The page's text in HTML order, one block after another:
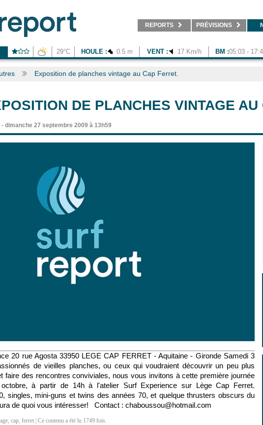
REPORTS PRÉVISIONS
29°C HOULE : 0.5 m VENT : 17 Km/h BM :05:03 -
Exposition de planches vintage au Cap Ferret.
DE PLANCHES VINTAGE AU
- dimanche 27 septembre 2009 à 13h59
20 rue Agosta 33950 LEGE CAP FERRET - Aquitaine - Gironde Samedi 3
de vieilles planches, ou ceux qui voudraient découvrir un peu plus
faire des rencontres conviviales, nous vous invitons à cette première journée
à partir de 14h à l'atelier Surf Experience sur Lège Cap Ferret.
singles, mini-guns et twins des années 70, et quelque thrusters obscurs du
de quoi vous intéresser! Contact : chaboussou@hotmail.com
, cap, ferret | Ce contenu a été lu 1749 fois.